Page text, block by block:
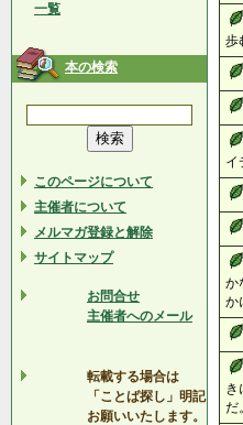
一覧
本の検索
このページについて
主催者について
メルマガ登録と解除
サイトマップ
お問合せ
主催者へのメール
転載する場合は
「ことば探し」明記
お願いいたします。
歩
イ
か
か
き
だ